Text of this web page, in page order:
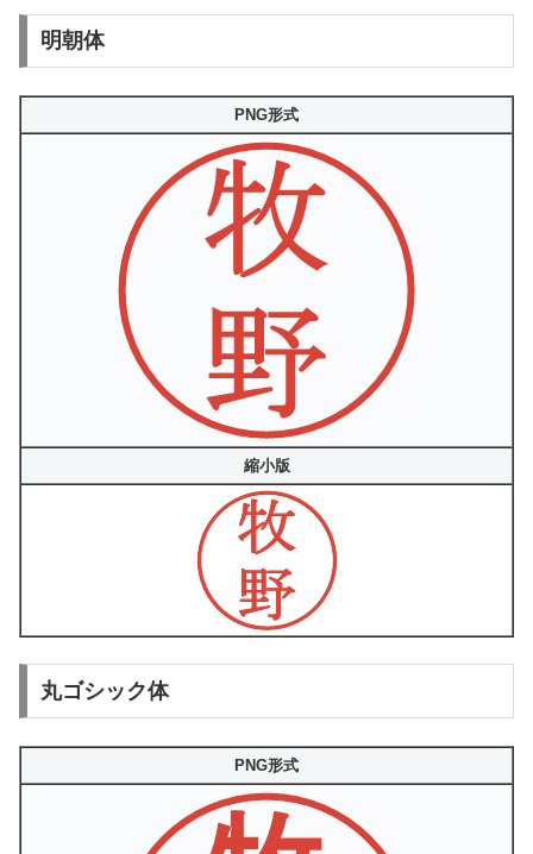
明朝体
PNG形式
縮小版
丸ゴシック体
PNG形式